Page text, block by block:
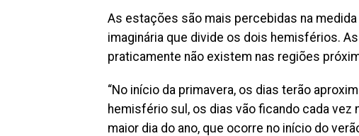
As estações são mais percebidas na
imaginária que divide os dois hemisférios.
praticamente não existem nas regiões
“No início da primavera, os dias terão
hemisfério sul, os dias vão ficando cada
maior dia do ano, que ocorre no início do